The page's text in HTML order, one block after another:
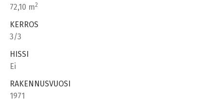
72,10 m2
KERROS
3/3
HISSI
Ei
RAKENNUSVUOSI
1971